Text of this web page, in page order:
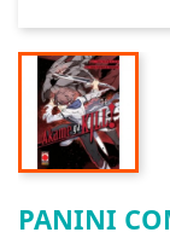
PANINI